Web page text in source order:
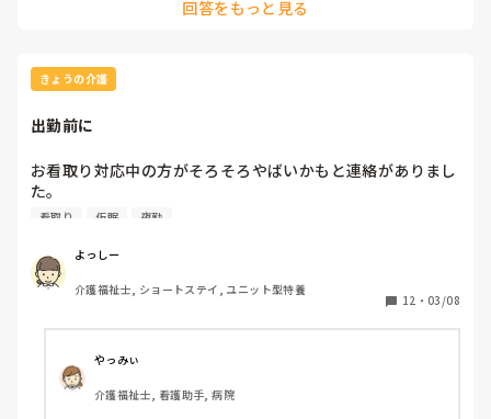
時間を過ごしてください。回答をもっと見る
きょうの介護
出勤前に
お看取り対応中の方がそろそろやばいかもと連絡がありまし
た。
夜勤前なので仮眠を取りたいから顔出しに行くのはやめとこ
自分が出勤するまで保つかどうか微妙そうです。
看取り 仮眠 夜勤
よっしー
介護福祉士, ショートステイ, ユニット型特養
12 ・ 03/08
やっみぃ
介護福祉士, 看護助手, 病院